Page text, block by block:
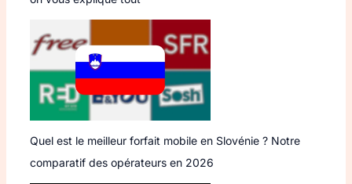
Quel est le meilleur forfait mobile en Slovénie ? Notre
comparatif des opérateurs en 2026